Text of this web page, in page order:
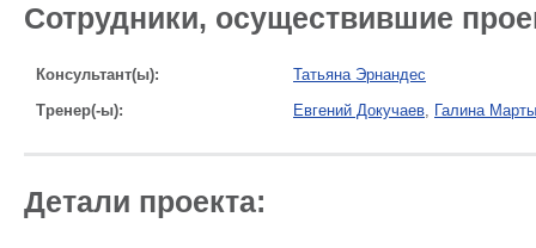
Сотрудники, осуществившие
Консультант(ы):
Татьяна Эрнандес
Тренер(-ы):
Евгений Докучаев, Галина
Детали проекта: